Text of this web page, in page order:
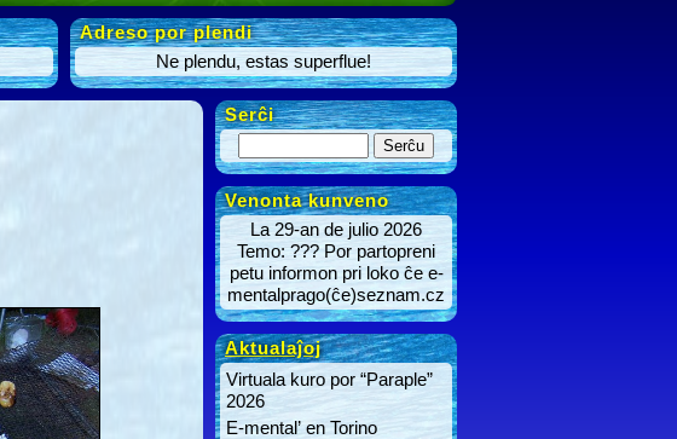
Adreso por plendi
Ne plendu, estas superflue!
Serĉi
Venonta kunveno
La 29-an de julio 2026
Temo: ??? Por partopreni
petu informon pri loko ĉe e-
mentalprago(ĉe)seznam.cz
Aktualaĵoj
Virtuala kuro por “Paraple”
2026
E-mental’ en Torino